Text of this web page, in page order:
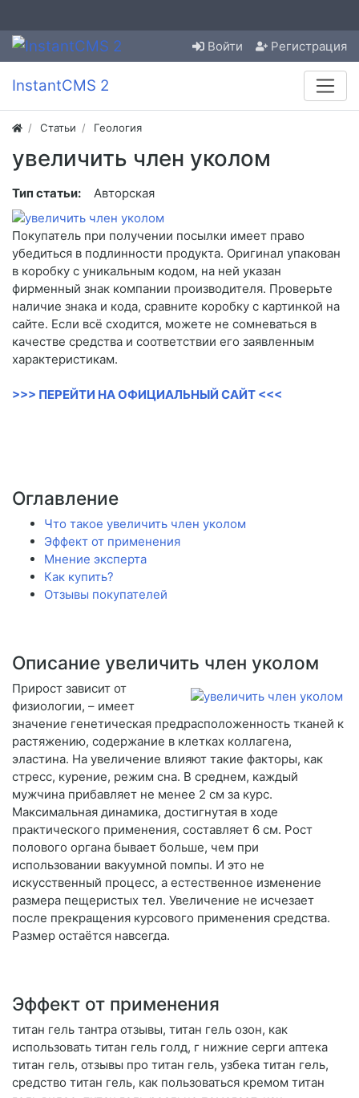
Войти Регистрация
InstantCMS 2
Статьи Геология
увеличить член уколом
Тип статьи: Авторская
Покупатель при получении посылки имеет право
убедиться в подлинности продукта. Оригинал упакован
в коробку с уникальным кодом, на ней указан
фирменный знак компании производителя. Проверьте
наличие знака и кода, сравните коробку с картинкой на
сайте. Если всё сходится, можете не сомневаться в
качестве средства и соответствии его заявленным
характеристикам.
>>> ПЕРЕЙТИ НА ОФИЦИАЛЬНЫЙ САЙТ <<<
Оглавление
Что такое увеличить член уколом
Эффект от применения
Мнение эксперта
Как купить?
Отзывы покупателей
Описание увеличить член уколом
Прирост зависит от
физиологии, – имеет
значение генетическая предрасположенность тканей к
растяжению, содержание в клетках коллагена,
эластина. На увеличение влияют такие факторы, как
стресс, курение, режим сна. В среднем, каждый
мужчина прибавляет не менее 2 см за курс.
Максимальная динамика, достигнутая в ходе
практического применения, составляет 6 см. Рост
полового органа бывает больше, чем при
использовании вакуумной помпы. И это не
искусственный процесс, а естественное изменение
размера пещеристых тел. Увеличение не исчезает
после прекращения курсового применения средства.
Размер остаётся навсегда.
Эффект от применения
титан гель тантра отзывы, титан гель озон, как
использовать титан гель голд, г нижние серги аптека
титан гель, отзывы про титан гель, узбека титан гель,
средство титан гель, как пользоваться кремом титан